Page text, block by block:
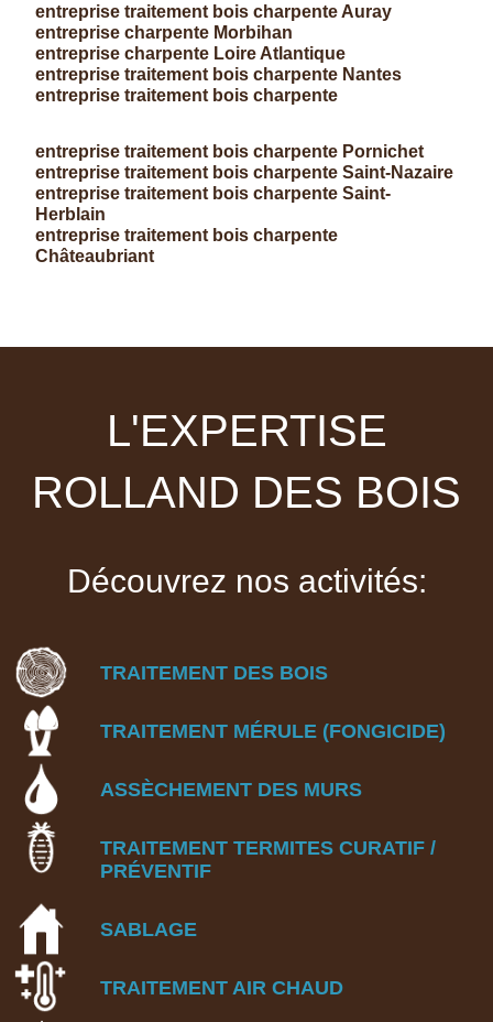
entreprise traitement bois charpente Auray
entreprise charpente Morbihan
entreprise charpente Loire Atlantique
entreprise traitement bois charpente Nantes
entreprise traitement bois charpente
entreprise traitement bois charpente Pornichet
entreprise traitement bois charpente Saint-Nazaire
entreprise traitement bois charpente Saint-
Herblain
entreprise traitement bois charpente
Châteaubriant
L'EXPERTISE
ROLLAND DES BOIS
Découvrez nos activités:
TRAITEMENT DES BOIS
TRAITEMENT MÉRULE (FONGICIDE)
ASSÈCHEMENT DES MURS
TRAITEMENT TERMITESCURATIF /
PRÉVENTIF
SABLAGE
TRAITEMENT AIR CHAUD